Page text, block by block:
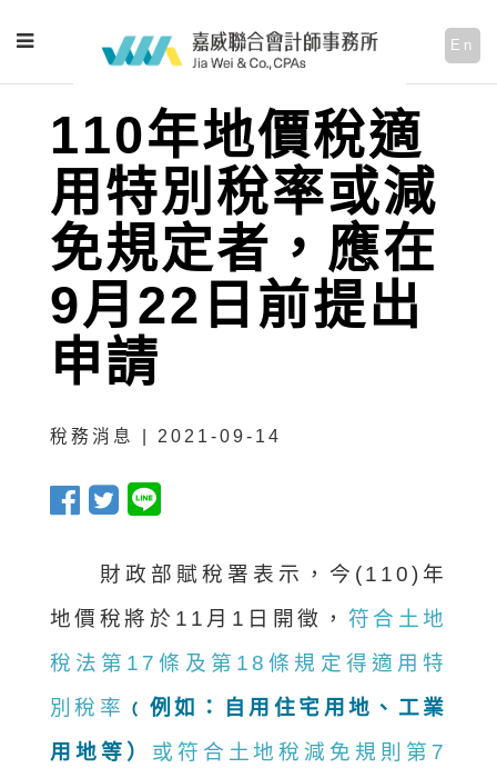
En
110年地價稅適
用特別稅率或減
免規定者，應在
9月22日前提出
申請
稅務消息 | 2021-09-14
財政部賦稅署表示，今(110)年
地價稅將於11月1日開徵， 符合土地
稅法第17條及第18條規定得適用特
別稅率 ﹙ 例如：自用住宅用地、工業
用地等） 或符合土地稅減免規則第7